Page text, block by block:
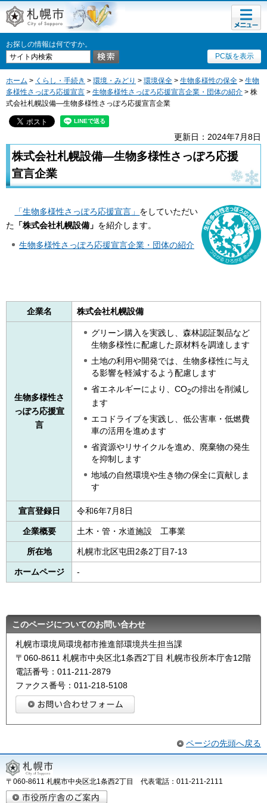
札幌市
お探しの情報は何ですか。
PC版を表示
メニュ
ー
ホーム > くらし・手続き > 環境・みどり > 環境保全 > 生物多様性の保全 > 生物
多様性さっぽろ応援宣言 > 生物多様性さっぽろ応援宣言企業・団体の紹介 > 株
式会社札幌設備―生物多様性さっぽろ応援宣言企業
更新日：2024年7月8日
株式会社札幌設備―生物多様性さっぽろ応援
宣言企業
「生物多様性さっぽろ応援宣言」 をしていただい
た 「株式会社札幌設備」 を紹介します。
生物多様性さっぽろ応援宣言企業・団体の紹介
企業名 株式会社札幌設備
生物多様性さ
っぽろ応援宣
言
グリーン購入を実践し、森林認証製品など
生物多様性に配慮した原材料を調達します
土地の利用や開発では、生物多様性に与え
る影響を軽減するよう配慮します
省エネルギーにより、CO2の排出を削減し
ます
エコドライブを実践し、低公害車・低燃費
車の活用を進めます
省資源やリサイクルを進め、廃棄物の発生
を抑制します
地域の自然環境や生き物の保全に貢献しま
す
宣言登録日 令和6年7月8日
企業概要 土木・管・水道施設 工事業
所在地 札幌市北区屯田2条2丁目7-13
ホームページ -
このページについてのお問い合わせ
札幌市環境局環境都市推進部環境共生担当課
〒060-8611 札幌市中央区北1条西2丁目 札幌市役所本庁舎12階
電話番号：011-211-2879
ファクス番号：011-218-5108
ページの先頭へ戻る
〒060-8611 札幌市中央区北1条西2丁目 代表電話：011-211-2111